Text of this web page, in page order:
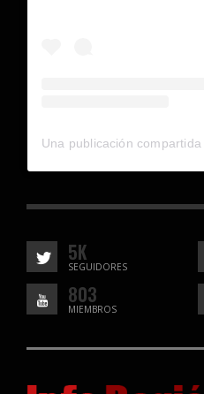
5K
SEGUIDORES
803
MIEMBROS